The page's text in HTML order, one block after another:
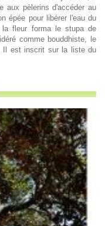
aux pèlerins d'accéder au
épée pour libérer l'eau du
fleur forma le stupa de
comme bouddhiste, le
Il est inscrit sur la liste du